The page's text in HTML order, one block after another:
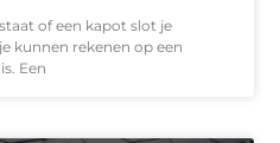
of een kapot slot je
kunnen rekenen op een
Een